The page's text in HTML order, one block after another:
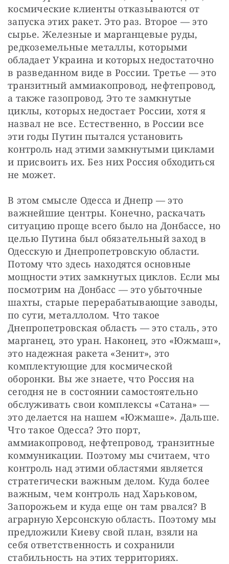
космические клиенты отказываются от
запуска этих ракет. Это раз. Второе — это
сырье. Железные и марганцевые руды,
редкоземельные металлы, которыми
обладает Украина и которых недостаточно
в разведанном виде в России. Третье — это
транзитный аммиакопровод, нефтепровод,
а также газопровод. Это те замкнутые
циклы, которых недостает России, хотя я
назвал не все. Естественно, в России все
эти годы Путин пытался установить
контроль над этими замкнутыми циклами
и присвоить их. Без них Россия обходиться
не может.
В этом смысле Одесса и Днепр — это
важнейшие центры. Конечно, раскачать
ситуацию проще всего было на Донбассе, но
целью Путина был обязательный заход в
Одесскую и Днепропетровскую области.
Потому что здесь находятся основные
мощности этих замкнутых циклов. Если мы
посмотрим на Донбасс — это убыточные
шахты, старые перерабатывающие заводы,
по сути, металлолом. Что такое
Днепропетровская область — это сталь, это
марганец, это уран. Наконец, это «Южмаш»,
это надежная ракета «Зенит», это
комплектующие для космической
оборонки. Вы же знаете, что Россия на
сегодня не в состоянии самостоятельно
обслуживать свои комплексы «Сатана» —
это делается на нашем «Южмаше». Дальше.
Что такое Одесса? Это порт,
аммиакопровод, нефтепровод, транзитные
коммуникации. Поэтому мы считаем, что
контроль над этими областями является
стратегически важным делом. Куда более
важным, чем контроль над Харьковом,
Запорожьем и куда еще он там рвался? В
аграрную Херсонскую область. Поэтому мы
предложили Киеву свой план, взяли на
себя ответственность и сохранили
стабильность на этих территориях.